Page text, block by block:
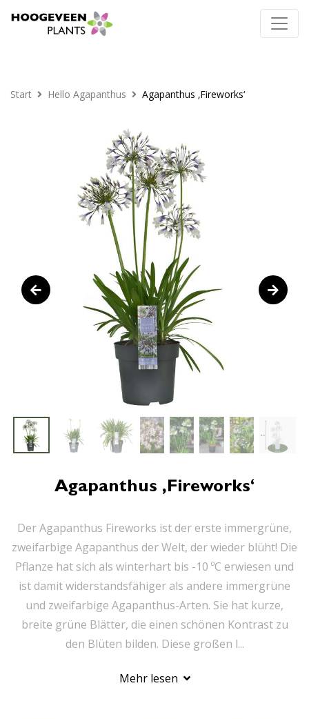
Start Hello Agapanthus Agapanthus ‚Fireworks‘
Agapanthus ‚Fireworks‘
Der Agapanthus Fireworks ist der erste immergrüne,
zweifarbige Agapanthus der Welt, der wieder blüht! Die
Pflanze hat sich als winterhart bis -10 ºC erwiesen und
ist damit widerstandsfähiger als andere immergrüne
und zweifarbige Agapanthus-Arten. Sie hat kurze,
breite grüne Blätter, die einen schönen Kontrast zu
den Blüten bilden. Diese großen l...
Mehr lesen